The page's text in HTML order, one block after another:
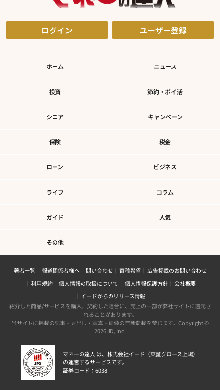
ログイン ユーザー登録
ホーム ニュース
投資 節約・ポイ活
シニア キャンペーン
保険 税金
ローン ビジネス
ライフ コラム
ガイド 人気
その他
著者一覧 報道関係者様へ 問い合わせ 寄稿希望
広告掲載のお問い合わせ
利用規約
個人情報の取扱について 個人情報保護方針
会社概要
イードからのリリース情報
紹介した商品/サービスを購入、契約した場合に、売上の一部が弊社サイトに還元さ
れることがあります。
当サイトに掲載の記事・見出し・写真・画像の無断転載を禁じます。Copyright ©
2026 IID, Inc.
マネーの達人 は、株式会社イード（東証グロース上場）
の運営するサービスです。
証券コード：6038